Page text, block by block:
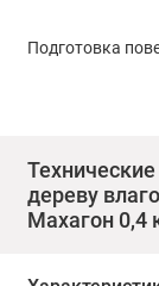
Подготовка
необходимо
чистую
более 1 мм
дереву
Махагон 0,4